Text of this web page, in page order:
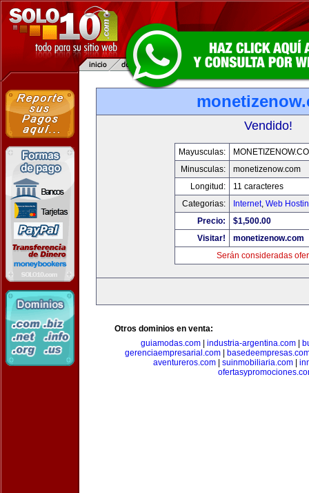
Vendido!
Mayusculas:
Minusculas:
monetizenow.com
Longitud:
11 caracteres
Categorias:
Internet, Web
Precio:
$1,500.00
Visitar!
monetizenow.com
Serán consideradas
Otros dominios en venta:
guiamodas.com| industria-argentina.com|
gerenciaempresarial.com|
aventureros.com| suinmobiliaria.com|